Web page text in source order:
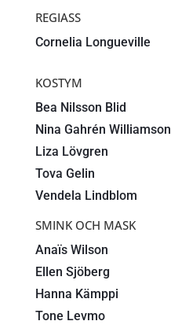
REGIASS
Cornelia Longueville
KOSTYM
Bea Nilsson Blid
Nina Gahrén Williamson
Liza Lövgren
Tova Gelin
Vendela Lindblom
SMINK OCH MASK
Anaïs Wilson
Ellen Sjöberg
Hanna Kämppi
Tone Levmo